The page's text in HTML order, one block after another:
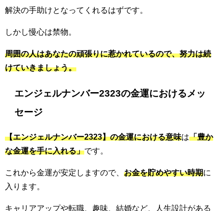
解決の手助けとなってくれるはずです。
しかし慢心は禁物。
周囲の人はあなたの頑張りに惹かれているので、努力は続
けていきましょう。
エンジェルナンバー2323の金運におけるメッ
セージ
【エンジェルナンバー2323】の金運における意味は「豊か
な金運を手に入れる」です。
これから金運が安定しますので、 お金を貯めやすい時期に
入ります。
キャリアアップや転職、趣味、結婚など、人生設計がある